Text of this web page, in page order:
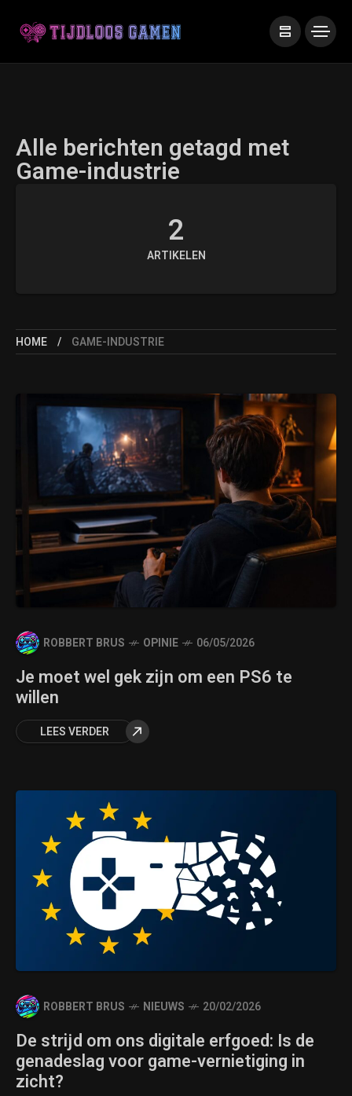
Alle berichten getagd met
Game-industrie
2
ARTIKELEN
HOME GAME-INDUSTRIE
ROBBERT BRUS OPINIE 06/05/2026
Je moet wel gek zijn om een PS6 te
willen
LEES VERDER
ROBBERT BRUS NIEUWS 20/02/2026
De strijd om ons digitale erfgoed: Is de
genadeslag voor game-vernietiging in
zicht?